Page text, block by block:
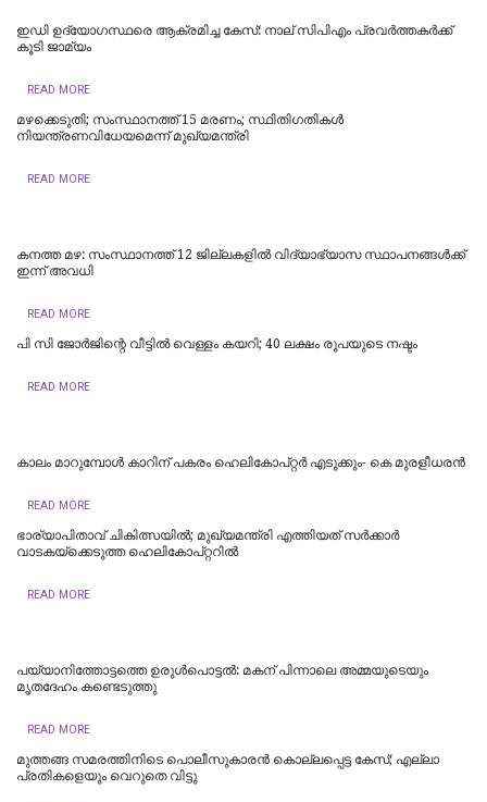
ഇഡി ഉദ്യോഗസ്ഥരെ ആക്രമിച്ച കേസ്: നാല് സിപിഎം പ്രവർത്തകർക്ക്
കൂടി ജാമ്യം
READ MORE
മഴക്കെടുതി; സംസ്ഥാനത്ത് 15 മരണം; സ്ഥിതിഗതികൾ
നിയന്ത്രണവിധേയമെന്ന് മുഖ്യമന്ത്രി
READ MORE
കനത്ത മഴ: സംസ്ഥാനത്ത് 12 ജില്ലകളില്‍ വിദ്യാഭ്യാസ സ്ഥാപനങ്ങള്‍ക്ക്
ഇന്ന് അവധി
READ MORE
പി സി ജോര്‍ജിന്റെ വീട്ടില്‍ വെള്ളം കയറി; 40 ലക്ഷം രൂപയുടെ നഷ്ടം
READ MORE
കാലം മാറുമ്പോൾ കാറിന് പകരം ഹെലികോപ്റ്റർ എടുക്കും- കെ മുരളീധരന്‍
READ MORE
ഭാര്യാപിതാവ് ചികിത്സയിൽ; മുഖ്യമന്ത്രി എത്തിയത് സര്‍ക്കാര്‍
വാടകയ്‌ക്കെടുത്ത ഹെലികോപ്റ്ററില്‍
READ MORE
പയ്യാനിത്തോട്ടത്തെ ഉരുൾപൊട്ടൽ: മകന് പിന്നാലെ അമ്മയുടെയും
മൃതദേഹം കണ്ടെടുത്തു
READ MORE
മുത്തങ്ങ സമരത്തിനിടെ പൊലീസുകാരൻ കൊല്ലപ്പെട്ട കേസ്; എല്ലാ
പ്രതികളെയും വെറുതെ വിട്ടു